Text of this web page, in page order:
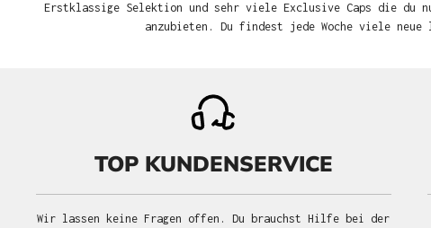
Erstklassige Selektion und sehr viele Exclusive Caps die du
anzubieten. Du findest jede Woche viele
TOP KUNDENSERVICE
Wir lassen keine Fragen offen. Du brauchst Hilfe bei der